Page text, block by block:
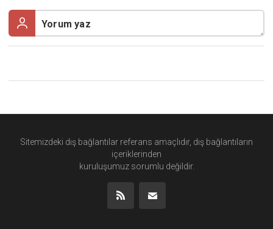
Sitemizdeki dış bağlantılar referans amaçlıdır, dış bağlantıların
içeriklerinden
kuruluşumuz sorumlu değildir.